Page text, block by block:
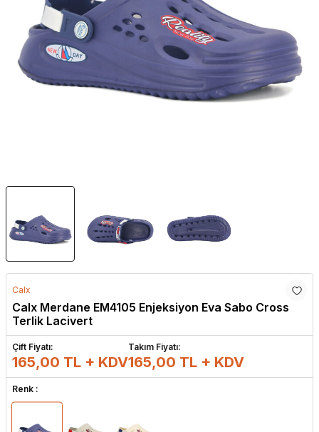
Calx
Calx Merdane EM4105 Enjeksiyon Eva Sabo Cross
Terlik Lacivert
Çift Fiyatı:
165,00 TL + KDV
Takım Fiyatı:
165,00 TL + KDV
Renk :